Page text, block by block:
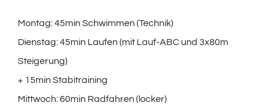
Montag: 45min Schwimmen (Technik)
Dienstag: 45min Laufen (mit Lauf-ABC und 3x80m
Steigerung)
+ 15min Stabitraining
Mittwoch: 60min Radfahren (locker)